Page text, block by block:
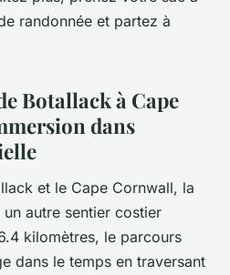
randonnée et partez à
Botallack à Cape
dans
et le Cape Cornwall, la
autre sentier costier
kilomètres, le parcours
dans le temps en traversant